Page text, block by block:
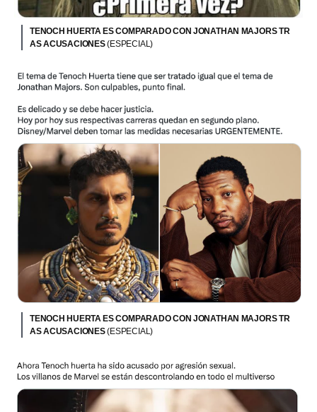
TENOCH HUERTA ES COMPARADO CON JONATHAN MAJORS TR
AS ACUSACIONES(ESPECIAL)
TENOCH HUERTA ES COMPARADO CON JONATHAN MAJORS TR
AS ACUSACIONES(ESPECIAL)